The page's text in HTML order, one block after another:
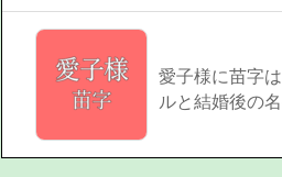
愛子様に苗字
ルと結婚後の